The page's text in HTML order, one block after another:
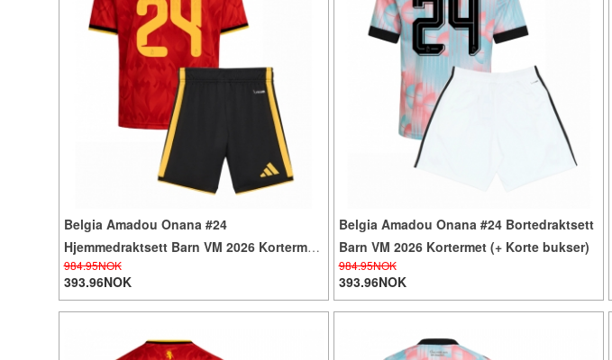
Belgia Amadou Onana #24
Hjemmedraktsett Barn VM 2026 Kortermet
(+ Korte bukser)
984.95NOK
393.96NOK
Belgia Amadou Onana #24 Bortedraktsett
Barn VM 2026 Kortermet (+ Korte bukser)
984.95NOK
393.96NOK